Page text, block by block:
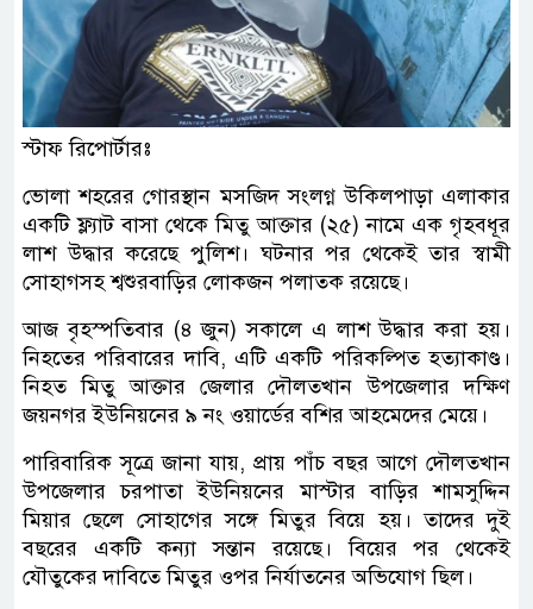
স্টাফ রিপোর্টারঃ
ভোলা শহরের গোরস্থান মসজিদ সংলগ্ন উকিলপাড়া এলাকার
একটি ফ্ল্যাট বাসা থেকে মিতু আক্তার (২৫) নামে এক গৃহবধূর
লাশ উদ্ধার করেছে পুলিশ। ঘটনার পর থেকেই তার স্বামী
সোহাগসহ শ্বশুরবাড়ির লোকজন পলাতক রয়েছে।
আজ বৃহস্পতিবার (৪ জুন) সকালে এ লাশ উদ্ধার করা হয়।
নিহতের পরিবারের দাবি, এটি একটি পরিকল্পিত হত্যাকাণ্ড।
নিহত মিতু আক্তার জেলার দৌলতখান উপজেলার দক্ষিণ
জয়নগর ইউনিয়নের ৯ নং ওয়ার্ডের বশির আহমেদের মেয়ে।
পারিবারিক সূত্রে জানা যায়, প্রায় পাঁচ বছর আগে দৌলতখান
উপজেলার চরপাতা ইউনিয়নের মাস্টার বাড়ির শামসুদ্দিন
মিয়ার ছেলে সোহাগের সঙ্গে মিতুর বিয়ে হয়। তাদের দুই
বছরের একটি কন্যা সন্তান রয়েছে। বিয়ের পর থেকেই
যৌতুকের দাবিতে মিতুর ওপর নির্যাতনের অভিযোগ ছিল।